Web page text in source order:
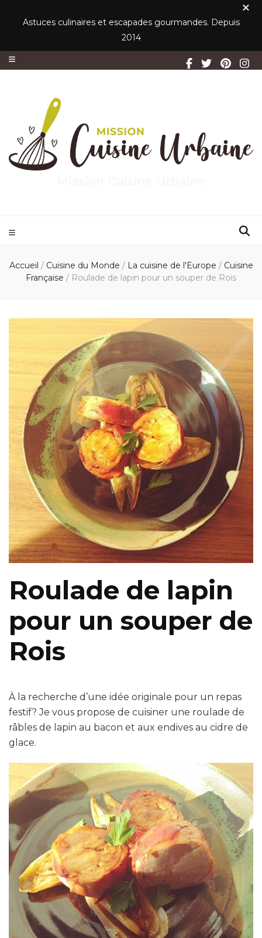
Astuces culinaires et escapades gourmandes. Depuis
2014
Accueil / Cuisine du Monde / La cuisine de l'Europe / Cuisine
Française / Roulade de lapin pour un souper de Rois
Roulade de lapin
pour un souper de
Rois
À la recherche d’une idée originale pour un repas
festif? Je vous propose de cuisiner une roulade de
râbles de lapin au bacon et aux endives au cidre de
glace.